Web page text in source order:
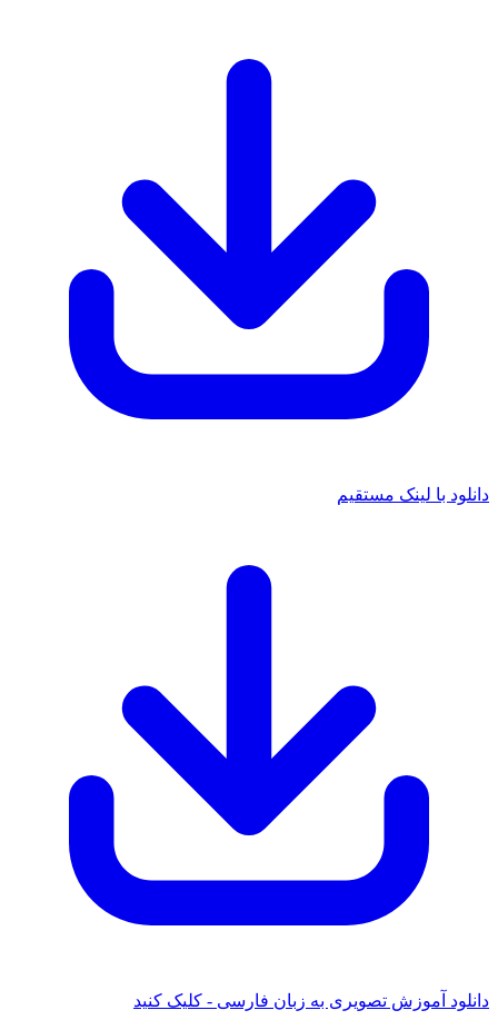
دانلود با لینک مستقیم
دانلود آموزش تصویری به زبان فارسی - کلیک کنید